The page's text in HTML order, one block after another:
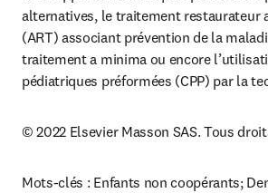
alternatives, le traitement restaurateur
(ART) associant prévention de la
traitement a minima ou encore
pédiatriques préformées (CPP) par la
© 2022 Elsevier Masson SAS. Tous
Mots-clés : Enfants non coopérants;